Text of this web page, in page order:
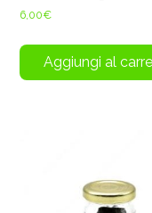
6,00€
Aggiungi al